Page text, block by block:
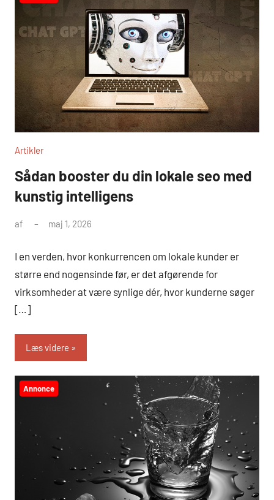
Artikler
Sådan booster du din lokale seo med
kunstig intelligens
af maj 1, 2026
I en verden, hvor konkurrencen om lokale kunder er
større end nogensinde før, er det afgørende for
virksomheder at være synlige dér, hvor kunderne søger
[…]
Læs videre
Annonce